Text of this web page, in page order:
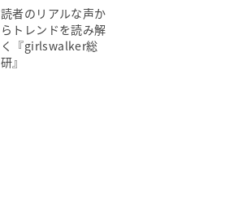
読者のリアルな声か
らトレンドを読み解
く『girlswalker総
研』